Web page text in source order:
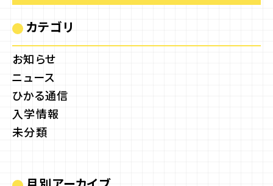
カテゴリ
お知らせ
ニュース
ひかる通信
入学情報
未分類